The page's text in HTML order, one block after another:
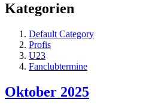
Kategorien
Default Category
Profis
U23
Fanclubtermine
Oktober 2025